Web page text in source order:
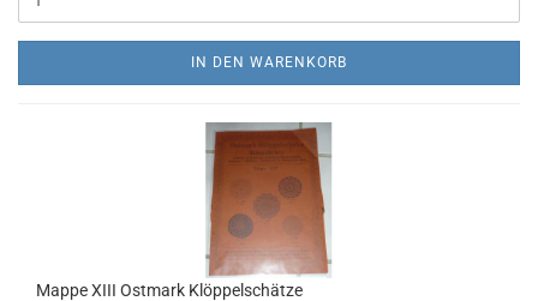
IN DEN WARENKORB
Mappe XIII Ostmark Klöppelschätze